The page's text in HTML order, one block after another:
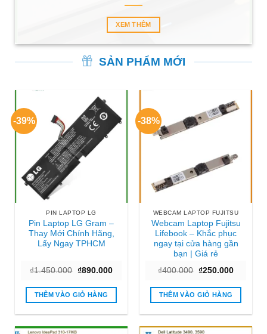
XEM THÊM
SẢN PHẨM MỚI
-39%
PIN LAPTOP LG
Pin Laptop LG Gram –
Thay Mới Chính Hãng,
Lấy Ngay TPHCM
₫1.450.000 Giá
là:
₫1.450.000.
₫890.000Giá
tại
₫890.000.
THÊM VÀO GIỎ HÀNG
-38%
WEBCAM LAPTOP FUJITSU
Webcam Laptop Fujitsu
Lifebook – Khắc phục
ngay tại cửa hàng gần
bạn | Giá rẻ
₫400.000 Giá
là:
₫400.000.
₫250.000Giá
tại
THÊM VÀO GIỎ HÀNG